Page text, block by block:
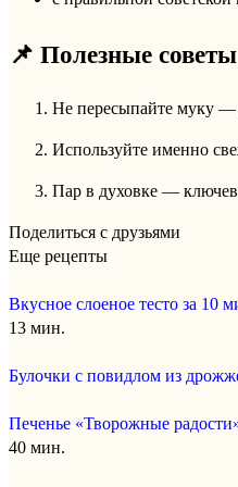
📌 Полезные советы
Не пересыпайте муку —
Используйте именно
Пар в духовке —
Поделиться с друзьями
Еще рецепты
Вкусное слоеное тесто за 10
13 мин.
Булочки с повидлом из
Печенье «Творожные
40 мин.